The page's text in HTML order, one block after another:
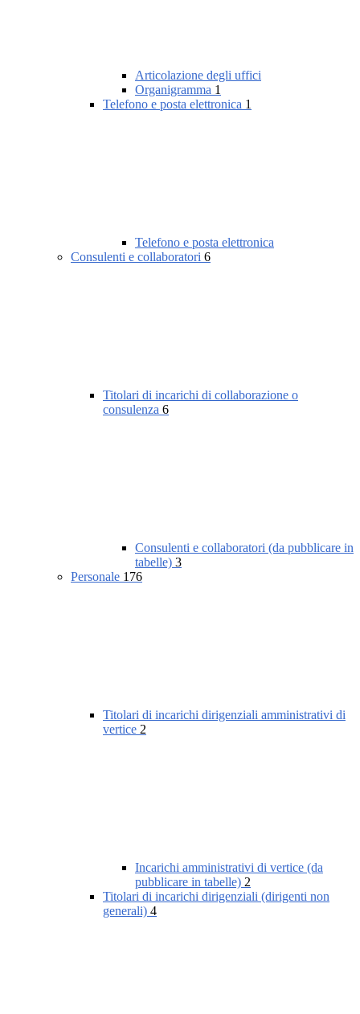
Articolazione degli uffici
Organigramma 1
Telefono e posta elettronica 1
Telefono e posta elettronica
Consulenti e collaboratori 6
Titolari di incarichi di collaborazione o
consulenza 6
Consulenti e collaboratori (da pubblicare in
tabelle) 3
Personale 176
Titolari di incarichi dirigenziali amministrativi di
vertice 2
Incarichi amministrativi di vertice (da
pubblicare in tabelle) 2
Titolari di incarichi dirigenziali (dirigenti non
generali) 4